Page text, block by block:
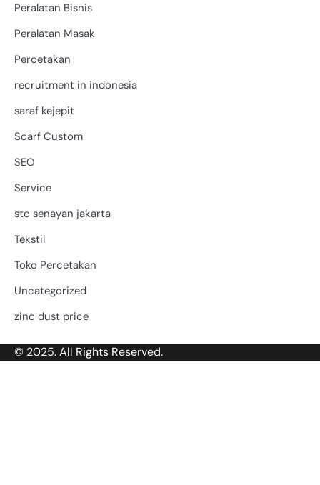
Peralatan Bisnis
Peralatan Masak
Percetakan
recruitment in indonesia
saraf kejepit
Scarf Custom
SEO
Service
stc senayan jakarta
Tekstil
Toko Percetakan
Uncategorized
zinc dust price
© 2025. All Rights Reserved.